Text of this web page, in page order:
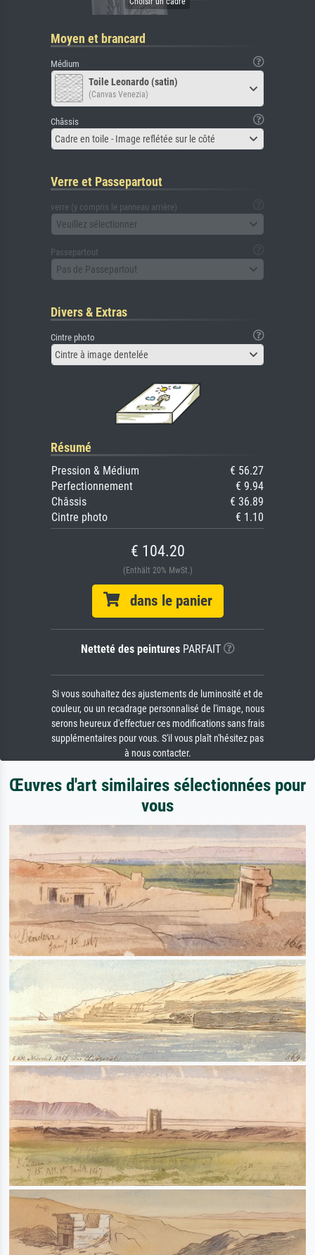
Moyen et brancard
Médium
Toile Leonardo (satin)
(Canvas Venezia)
Châssis
Cadre en toile - Image reflétée sur le côté
Verre et Passepartout
verre (y compris le panneau arrière)
Veuillez sélectionner
Passepartout
Pas de Passepartout
Divers & Extras
Cintre photo
Cintre à image dentelée
Résumé
Pression & Médium
€ 56.27
Perfectionnement
€ 9.94
Châssis
€ 36.89
Cintre photo
€ 1.10
€ 104.20
(Enthält 20% MwSt.)
dans le panier
Netteté des peinturesPARFAIT
Si vous souhaitez des ajustements de luminosité et de
couleur, ou un recadrage personnalisé de l'image, nous
serons heureux d'effectuer ces modifications sans frais
supplémentaires pour vous. S'il vous plaît n'hésitez pas
à nous contacter.
Œuvres d'art similaires sélectionnées pour
vous